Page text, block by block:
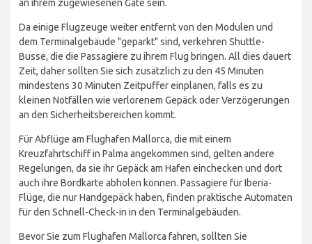
an ihrem zugewiesenen Gate sein.
Da einige Flugzeuge weiter entfernt von den Modulen und
dem Terminalgebäude "geparkt" sind, verkehren Shuttle-
Busse, die die Passagiere zu ihrem Flug bringen. All dies dauert
Zeit, daher sollten Sie sich zusätzlich zu den 45 Minuten
mindestens 30 Minuten Zeitpuffer einplanen, falls es zu
kleinen Notfällen wie verlorenem Gepäck oder Verzögerungen
an den Sicherheitsbereichen kommt.
Für Abflüge am Flughafen Mallorca, die mit einem
Kreuzfahrtschiff in Palma angekommen sind, gelten andere
Regelungen, da sie ihr Gepäck am Hafen einchecken und dort
auch ihre Bordkarte abholen können. Passagiere für Iberia-
Flüge, die nur Handgepäck haben, finden praktische Automaten
für den Schnell-Check-in in den Terminalgebäuden.
Bevor Sie zum Flughafen Mallorca fahren, sollten Sie